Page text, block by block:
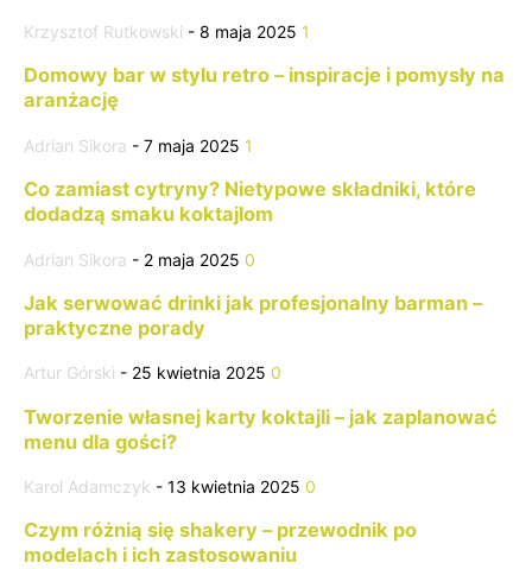
Krzysztof Rutkowski - 8 maja 2025 1
Domowy bar w stylu retro – inspiracje i pomysły na
aranżację
Adrian Sikora - 7 maja 2025 1
Co zamiast cytryny? Nietypowe składniki, które
dodadzą smaku koktajlom
Adrian Sikora - 2 maja 2025 0
Jak serwować drinki jak profesjonalny barman –
praktyczne porady
Artur Górski - 25 kwietnia 2025 0
Tworzenie własnej karty koktajli – jak zaplanować
menu dla gości?
Karol Adamczyk - 13 kwietnia 2025 0
Czym różnią się shakery – przewodnik po
modelach i ich zastosowaniu